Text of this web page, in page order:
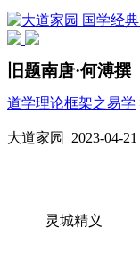
国学经典
旧题南唐·何溥撰
道学理论框架之易学
大道家园 2023-04-21
灵城精义